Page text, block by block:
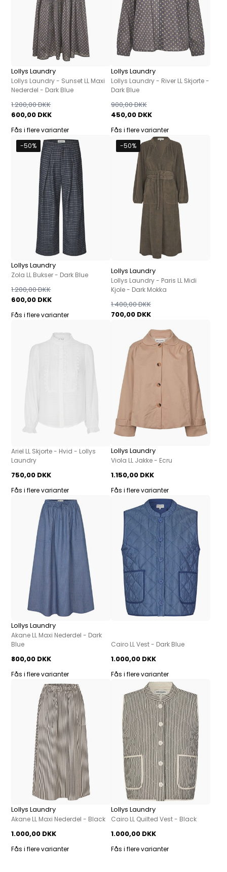
Lollys Laundry
Lollys Laundry - Sunset LL Maxi
Nederdel - Dark Blue
600,00 DKK
1.200,00 DKK
Fås i flere varianter
Lollys Laundry
Lollys Laundry - River LL Skjorte -
Dark Blue
450,00 DKK
900,00 DKK
Fås i flere varianter
-50%
Lollys Laundry
Zola LL Bukser - Dark Blue
600,00 DKK
1.200,00 DKK
Fås i flere varianter
-50%
Lollys Laundry
Lollys Laundry - Paris LL Midi
Kjole - Dark Mokka
700,00 DKK
1.400,00 DKK
Ariel LL Skjorte - Hvid - Lollys
Laundry
750,00 DKK
Fås i flere varianter
Lollys Laundry
Viola LL Jakke - Ecru
1.150,00 DKK
Fås i flere varianter
Lollys Laundry
Akane LL Maxi Nederdel - Dark
Blue
800,00 DKK
Fås i flere varianter
Cairo LL Vest - Dark Blue
1.000,00 DKK
Fås i flere varianter
Lollys Laundry
Akane LL Maxi Nederdel - Black
1.000,00 DKK
Fås i flere varianter
Lollys Laundry
Cairo LL Quilted Vest - Black
1.000,00 DKK
Fås i flere varianter